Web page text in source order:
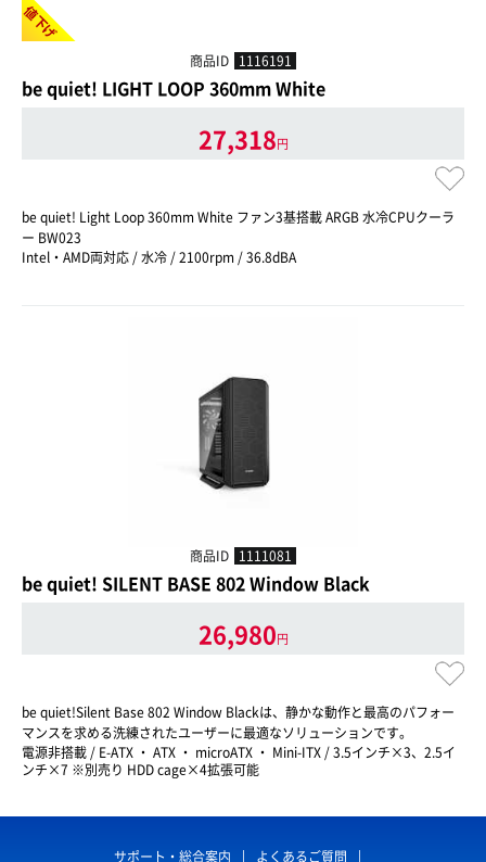
値下げ
商品ID 1116191
be quiet! LIGHT LOOP 360mm White
27,318円
be quiet! Light Loop 360mm White ファン3基搭載 ARGB 水冷CPUクーラ
ー BW023
Intel・AMD両対応 / 水冷 / 2100rpm / 36.8dBA
商品ID 1111081
be quiet! SILENT BASE 802 Window Black
26,980円
be quiet!Silent Base 802 Window Blackは、静かな動作と最高のパフォー
マンスを求める洗練されたユーザーに最適なソリューションです。
電源非搭載 / E-ATX ・ ATX ・ microATX ・ Mini-ITX / 3.5インチ×3、2.5イ
ンチ×7 ※別売り HDD cage×4拡張可能
サポート・総合案内 よくあるご質問